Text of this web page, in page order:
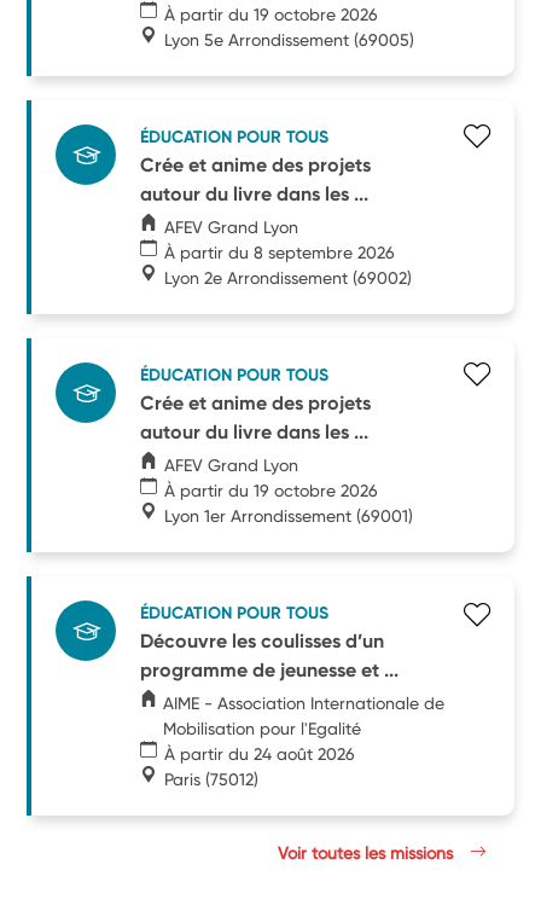
À partir du 19 octobre 2026
Lyon 5e Arrondissement (69005)
ÉDUCATION POUR TOUS
Crée et anime des projets
autour du livre dans les ...
AFEV Grand Lyon
À partir du 8 septembre 2026
Lyon 2e Arrondissement (69002)
ÉDUCATION POUR TOUS
Crée et anime des projets
autour du livre dans les ...
AFEV Grand Lyon
À partir du 19 octobre 2026
Lyon 1er Arrondissement (69001)
ÉDUCATION POUR TOUS
Découvre les coulisses d’un
programme de jeunesse et ...
AIME - Association Internationale de
Mobilisation pour l'Egalité
À partir du 24 août 2026
Paris (75012)
Voir toutes les missions